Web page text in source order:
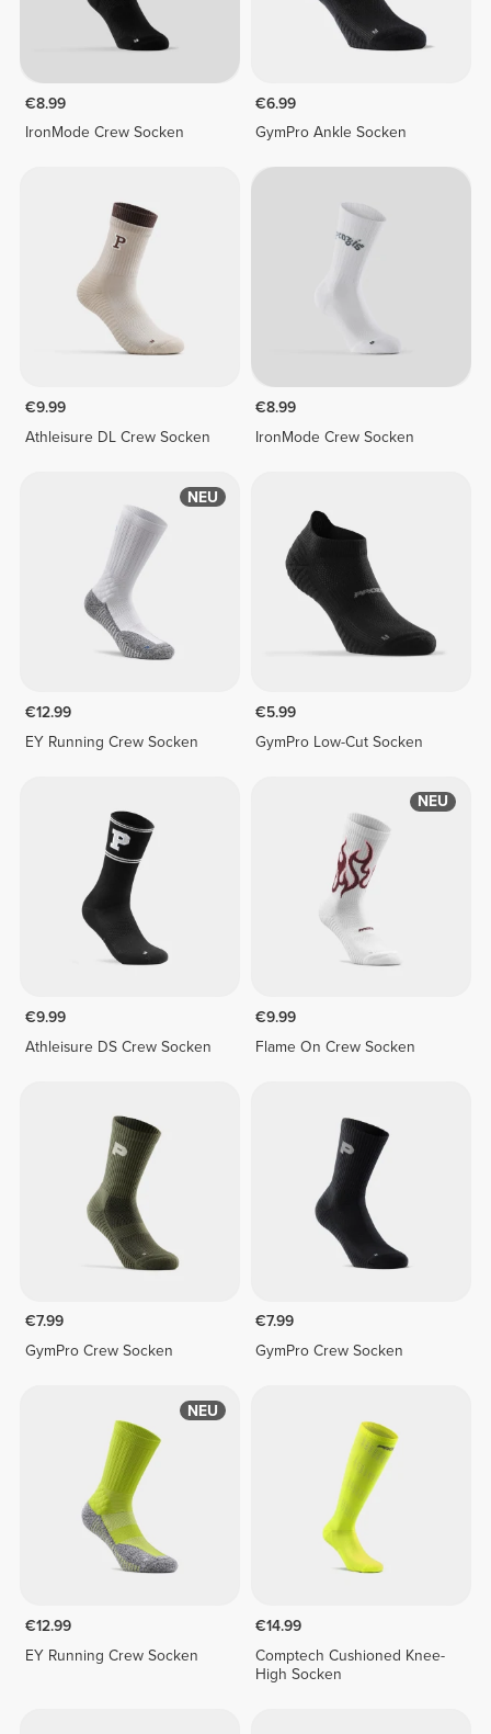
€8.99
IronMode Crew Socken
€6.99
GymPro Ankle Socken
€9.99
Athleisure DL Crew Socken
€8.99
IronMode Crew Socken
NEU
€12.99
EY Running Crew Socken
€5.99
GymPro Low-Cut Socken
€9.99
Athleisure DS Crew Socken
NEU
€9.99
Flame On Crew Socken
€7.99
GymPro Crew Socken
€7.99
GymPro Crew Socken
NEU
€12.99
EY Running Crew Socken
€14.99
Comptech Cushioned Knee-
High Socken